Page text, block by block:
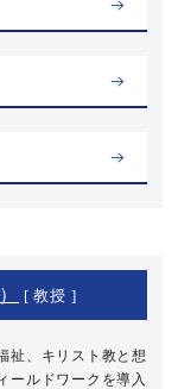
[ 教授 ]
祉、キリスト教と想
ールドワークを導入